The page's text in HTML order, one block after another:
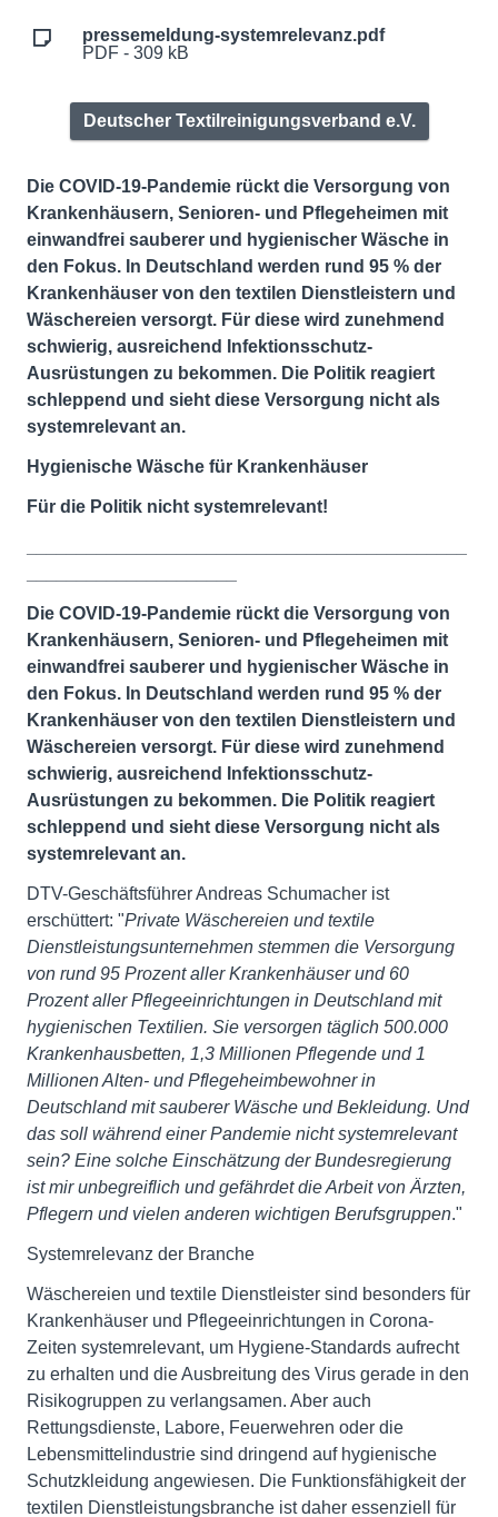
pressemeldung-systemrelevanz.pdf
PDF - 309 kB
Deutscher Textilreinigungsverband e.V.
Die COVID-19-Pandemie rückt die Versorgung von
Krankenhäusern, Senioren- und Pflegeheimen mit
einwandfrei sauberer und hygienischer Wäsche in
den Fokus. In Deutschland werden rund 95 % der
Krankenhäuser von den textilen Dienstleistern und
Wäschereien versorgt. Für diese wird zunehmend
schwierig, ausreichend Infektionsschutz-
Ausrüstungen zu bekommen. Die Politik reagiert
schleppend und sieht diese Versorgung nicht als
systemrelevant an.
Hygienische Wäsche für Krankenhäuser
Für die Politik nicht systemrelevant!
Die COVID-19-Pandemie rückt die Versorgung von
Krankenhäusern, Senioren- und Pflegeheimen mit
einwandfrei sauberer und hygienischer Wäsche in
den Fokus. In Deutschland werden rund 95 % der
Krankenhäuser von den textilen Dienstleistern und
Wäschereien versorgt. Für diese wird zunehmend
schwierig, ausreichend Infektionsschutz-
Ausrüstungen zu bekommen. Die Politik reagiert
schleppend und sieht diese Versorgung nicht als
systemrelevant an.
DTV-Geschäftsführer Andreas Schumacher ist
erschüttert: "Private Wäschereien und textile
Dienstleistungsunternehmen stemmen die Versorgung
von rund 95 Prozent aller Krankenhäuser und 60
Prozent aller Pflegeeinrichtungen in Deutschland mit
hygienischen Textilien. Sie versorgen täglich 500.000
Krankenhausbetten, 1,3 Millionen Pflegende und 1
Millionen Alten- und Pflegeheimbewohner in
Deutschland mit sauberer Wäsche und Bekleidung. Und
das soll während einer Pandemie nicht systemrelevant
sein? Eine solche Einschätzung der Bundesregierung
ist mir unbegreiflich und gefährdet die Arbeit von Ärzten,
Pflegern und vielen anderen wichtigen Berufsgruppen."
Systemrelevanz der Branche
Wäschereien und textile Dienstleister sind besonders für
Krankenhäuser und Pflegeeinrichtungen in Corona-
Zeiten systemrelevant, um Hygiene-Standards aufrecht
zu erhalten und die Ausbreitung des Virus gerade in den
Risikogruppen zu verlangsamen. Aber auch
Rettungsdienste, Labore, Feuerwehren oder die
Lebensmittelindustrie sind dringend auf hygienische
Schutzkleidung angewiesen. Die Funktionsfähigkeit der
textilen Dienstleistungsbranche ist daher essenziell für